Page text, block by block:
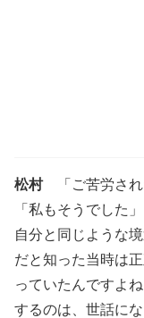
松村「ご苦労され
「私もそうでした
自分と同じような
だと知った当時は
っていたんですよ
するのは、世話に